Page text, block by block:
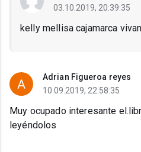
03.10.2019, 20:39:35
kelly mellisa cajamarca
Adrian Figueroa reyes
10.09.2019, 22:58:35
Muy ocupado interesante
leyéndolos